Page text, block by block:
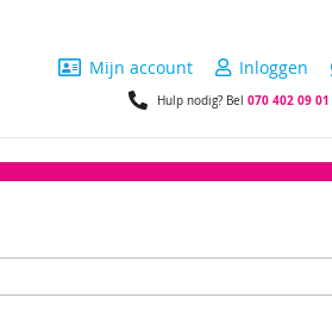
Mijn account
Inloggen
Hulp nodig? Bel 070 402 09 01